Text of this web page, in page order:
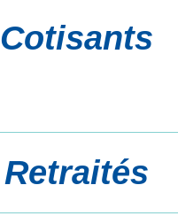
Cotisants
Retraités